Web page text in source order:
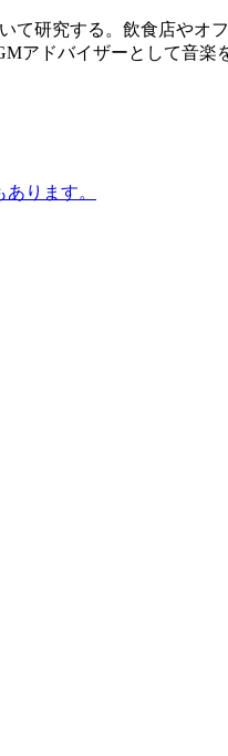
研究する。飲食店やオ
アドバイザーとして音
ります。